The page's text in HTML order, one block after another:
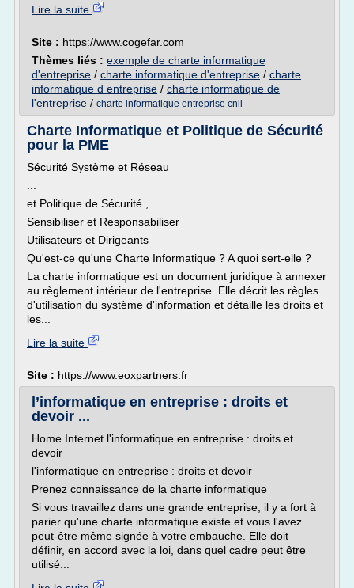
Lire la suite
Site : https://www.cogefar.com
Thèmes liés : exemple de charte informatique
d'entreprise / charte informatique d'entreprise / charte
informatique d entreprise / charte informatique de
l'entreprise / charte informatique entreprise cnil
Charte Informatique et Politique de Sécurité
pour la PME
Sécurité Système et Réseau
et Politique de Sécurité ,
Sensibiliser et Responsabiliser
Utilisateurs et Dirigeants
Qu'est-ce qu'une Charte Informatique ? A quoi sert-elle ?
La charte informatique est un document juridique à annexer
au règlement intérieur de l'entreprise. Elle décrit les règles
d'utilisation du système d'information et détaille les droits et
les...
Lire la suite
Site : https://www.eoxpartners.fr
l’informatique en entreprise : droits et
devoir ...
Home Internet l'informatique en entreprise : droits et
devoir
l'informatique en entreprise : droits et devoir
Prenez connaissance de la charte informatique
Si vous travaillez dans une grande entreprise, il y a fort à
parier qu'une charte informatique existe et vous l'avez
peut-être même signée à votre embauche. Elle doit
définir, en accord avec la loi, dans quel cadre peut être
utilisé...